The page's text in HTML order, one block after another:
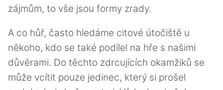
zájmům, to vše jsou formy zrady.
A co hůř, často hledáme citové útočiště u
někoho, kdo se také podílel na hře s našimi
důvěrami. Do těchto zdrcujících okamžiků se
může vcítit pouze jedinec, který si prošel